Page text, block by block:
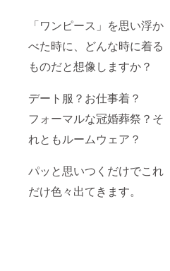
「ワンピース」を思い浮か
べた時に、どんな時に着る
ものだと想像しますか？
デート服？お仕事着？
フォーマルな冠婚葬祭？そ
れともルームウェア？
パッと思いつくだけでこれ
だけ色々出てきます。